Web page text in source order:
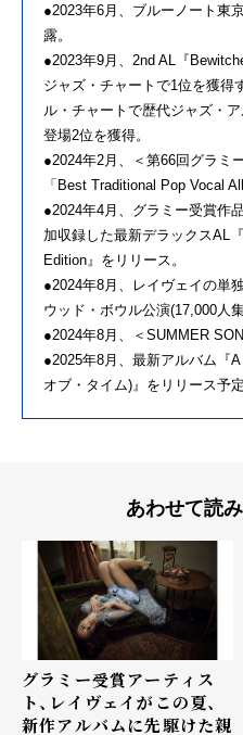
●2023年6月、ブルーノート東
露。
●2023年9月、2nd AL『
ジャズ・チャートで1位を獲得
ル・チャートで歴代ジャズ・
登場2位を獲得。
●2024年2月、＜第66回グラミ
「Best Traditional Pop Vocal
●2024年4月、グラミー受賞作
加収録した最新デラックスAL
Edition』をリリース。
●2024年8月、レイヴェイの単
ウッド・ボウル公演(17,000人
●2024年8月、＜SUMMER
●2025年8月、最新アルバム『
オブ・タイム)』をリリース予定
あわせて読
グラミー受賞アーティス
ト、レイヴェイがこの夏、
新作アルバムに先駆けた親